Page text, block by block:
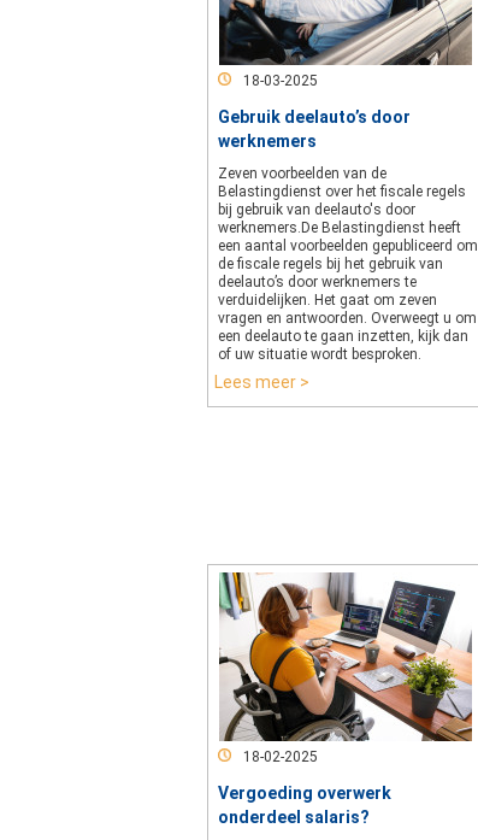
18-03-2025
Gebruik deelauto’s door
werknemers
Zeven voorbeelden van de
Belastingdienst over het fiscale regels
bij gebruik van deelauto's door
werknemers.De Belastingdienst heeft
een aantal voorbeelden gepubliceerd om
de fiscale regels bij het gebruik van
deelauto’s door werknemers te
verduidelijken. Het gaat om zeven
vragen en antwoorden. Overweegt u om
een deelauto te gaan inzetten, kijk dan
of uw situatie wordt besproken.
Lees meer >
18-02-2025
Vergoeding overwerk
onderdeel salaris?